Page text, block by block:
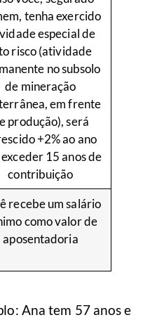
tenha exercido
especial de
risco (atividade
no subsolo
de mineração
em frente
produção), será
+2% ao ano
15 anos de
contribuição
recebe um salário
como valor de
aposentadoria
Ana tem 57 anos e